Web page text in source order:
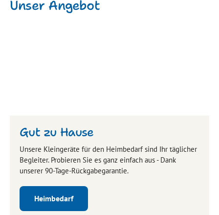
Unser Angebot
Gut zu Hause
Unsere Kleingeräte für den Heimbedarf sind Ihr täglicher
Begleiter. Probieren Sie es ganz einfach aus - Dank
unserer 90-Tage-Rückgabegarantie.
Heimbedarf